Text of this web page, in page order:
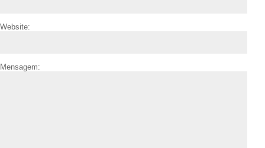
Website:
Mensagem: